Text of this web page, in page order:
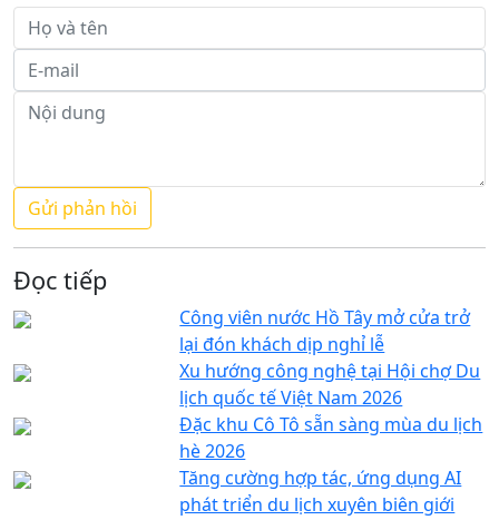
Đọc tiếp
Công viên nước Hồ Tây mở cửa trở
lại đón khách dịp nghỉ lễ
Xu hướng công nghệ tại Hội chợ Du
lịch quốc tế Việt Nam 2026
Đặc khu Cô Tô sẵn sàng mùa du lịch
hè 2026
Tăng cường hợp tác, ứng dụng AI
phát triển du lịch xuyên biên giới